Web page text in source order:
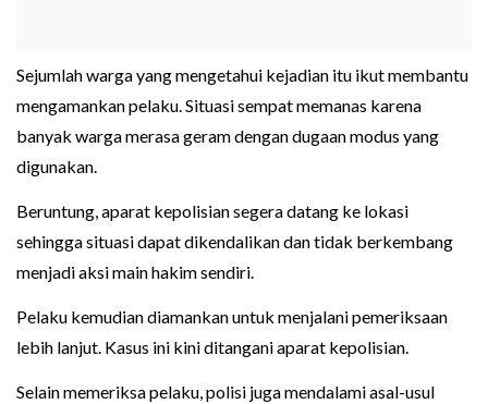
Sejumlah warga yang mengetahui kejadian itu ikut membantu
mengamankan pelaku. Situasi sempat memanas karena
banyak warga merasa geram dengan dugaan modus yang
digunakan.
Beruntung, aparat kepolisian segera datang ke lokasi
sehingga situasi dapat dikendalikan dan tidak berkembang
menjadi aksi main hakim sendiri.
Pelaku kemudian diamankan untuk menjalani pemeriksaan
lebih lanjut. Kasus ini kini ditangani aparat kepolisian.
Selain memeriksa pelaku, polisi juga mendalami asal-usul